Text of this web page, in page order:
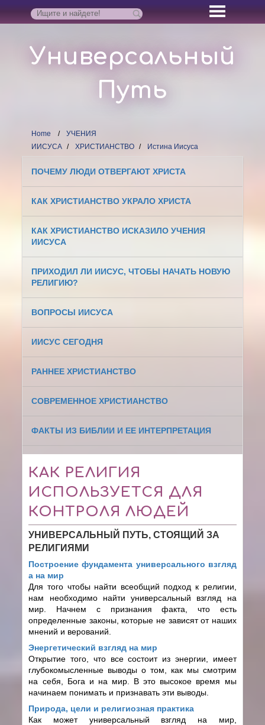
Универсальный
Путь
Home
УЧЕНИЯ
ИИСУСА
ХРИСТИАНСТВО Истина Иисуса
ПОЧЕМУ ЛЮДИ ОТВЕРГАЮТ ХРИСТА
КАК ХРИСТИАНСТВО УКРАЛО ХРИСТА
КАК ХРИСТИАНСТВО ИСКАЗИЛО УЧЕНИЯ
ИИСУСА
ПРИХОДИЛ ЛИ ИИСУС, ЧТОБЫ НАЧАТЬ НОВУЮ
РЕЛИГИЮ?
ВОПРОСЫ ИИСУСА
ИИСУС СЕГОДНЯ
РАННЕЕ ХРИСТИАНСТВО
СОВРЕМЕННОЕ ХРИСТИАНСТВО
ФАКТЫ ИЗ БИБЛИИ И ЕЕ ИНТЕРПРЕТАЦИЯ
КАК РЕЛИГИЯ
ИСПОЛЬЗУЕТСЯ ДЛЯ
КОНТРОЛЯ ЛЮДЕЙ
УНИВЕРСАЛЬНЫЙ ПУТЬ, СТОЯЩИЙ ЗА
РЕЛИГИЯМИ
Построение фундамента универсального взгляд
а на мир
Для того чтобы найти всеобщий подход к религии,
нам необходимо найти универсальный взгляд на
мир. Начнем с признания факта, что есть
определенные законы, которые не зависят от наших
мнений и верований.
Энергетический взгляд на мир
Открытие того, что все состоит из энергии, имеет
глубокомысленные выводы о том, как мы смотрим
на себя, Бога и на мир. В это высокое время мы
начинаем понимать и признавать эти выводы.
Природа, цели и религиозная практика
Как может универсальный взгляд на мир,